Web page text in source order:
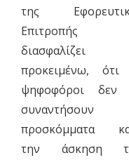
της
Επιτροπής
διασφαλίζει
προκειμένω, ότι
ψηφοφόροι δεν
συναντήσουν
προσκόμματα
την άσκηση